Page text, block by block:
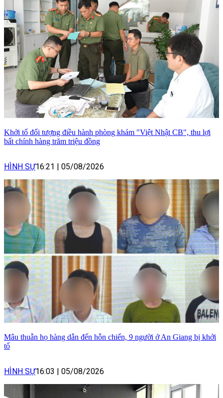
Khởi tố đối tượng điều hành phòng khám "Việt Nhật CB", thu lợi
bất chính hàng trăm triệu đồng
HÌNH SỰ16:21 05/08/2026
Mâu thuẫn họ hàng dẫn đến hỗn chiến, 9 người ở An Giang bị khởi
tố
HÌNH SỰ16:03 05/08/2026